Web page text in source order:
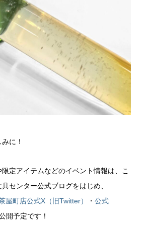
に！
定アイテムなどのイベント情報は、こ
センター公式ブログをはじめ、
屋町店公式X（旧Twitter）
・ 公式
開予定です！